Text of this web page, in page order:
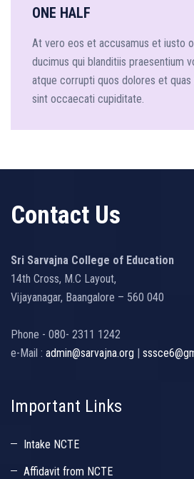
ONE HALF
At vero eos et accusamus et iusto
ducimus qui blanditiis praesentium
atque corrupti quos dolores et
sint occaecati cupiditate.
Contact Us
Sri Sarvajna College of Education
14th Cross, M.C Layout,
Vijayanagar, Baangalore – 560 040
Phone - 080- 2311 1242
e-Mail : admin@sarvajna.org |
Important Links
Intake NCTE
Affidavit from NCTE